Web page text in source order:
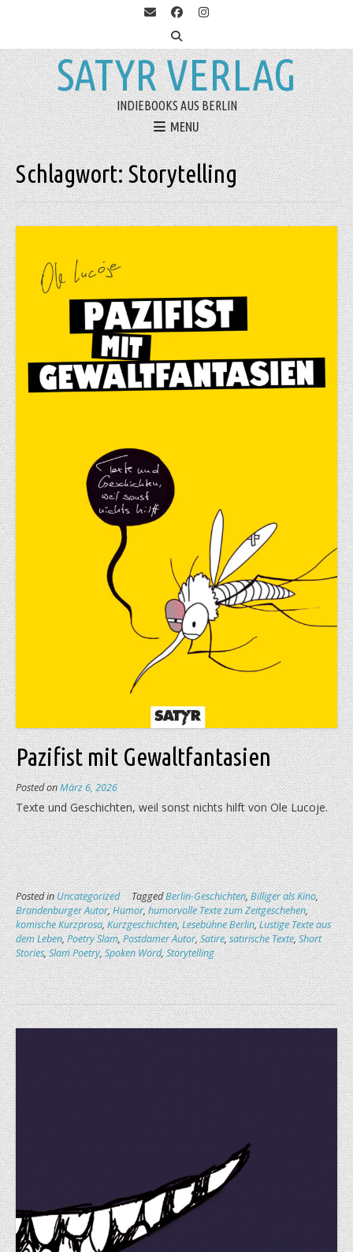
SATYR VERLAG
INDIEBOOKS AUS BERLIN
MENU
Schlagwort:Storytelling
Pazifist mit Gewaltfantasien
Posted onMärz 6, 2026
Texte und Geschichten, weil sonst nichts hilft von Ole Lucoje.
Posted inUncategorized TaggedBerlin-Geschichten,Billiger als Kino,
Brandenburger Autor,Humor,humorvolle Texte zum Zeitgeschehen,
komische Kurzprosa,Kurzgeschichten,Lesebühne Berlin,Lustige Texte aus
dem Leben,Poetry Slam,Postdamer Autor,Satire,satirische Texte,Short
Stories,Slam Poetry,Spoken Word,Storytelling